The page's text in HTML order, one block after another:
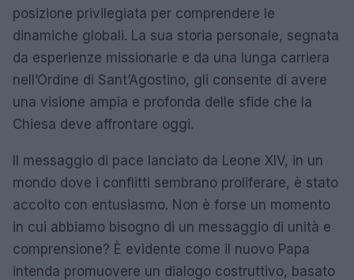
posizione privilegiata per comprendere le
dinamiche globali. La sua storia personale, segnata
da esperienze missionarie e da una lunga carriera
nell’Ordine di Sant’Agostino, gli consente di avere
una visione ampia e profonda delle sfide che la
Chiesa deve affrontare oggi.
Il messaggio di pace lanciato da Leone XIV, in un
mondo dove i conflitti sembrano proliferare, è stato
accolto con entusiasmo. Non è forse un momento
in cui abbiamo bisogno di un messaggio di unità e
comprensione? È evidente come il nuovo Papa
intenda promuovere un dialogo costruttivo, basato